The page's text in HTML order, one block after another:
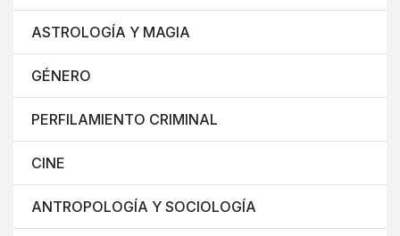
ASTROLOGÍA Y MAGIA
GÉNERO
PERFILAMIENTO CRIMINAL
CINE
ANTROPOLOGÍA Y SOCIOLOGÍA